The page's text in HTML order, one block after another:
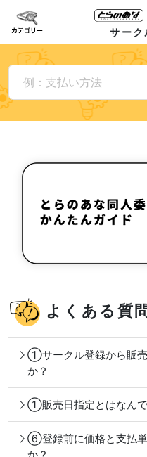
サー
よくある質
①サークル登録から販
か？
①販売日指定とはなんで
⑥登録前に価格と支払
か？